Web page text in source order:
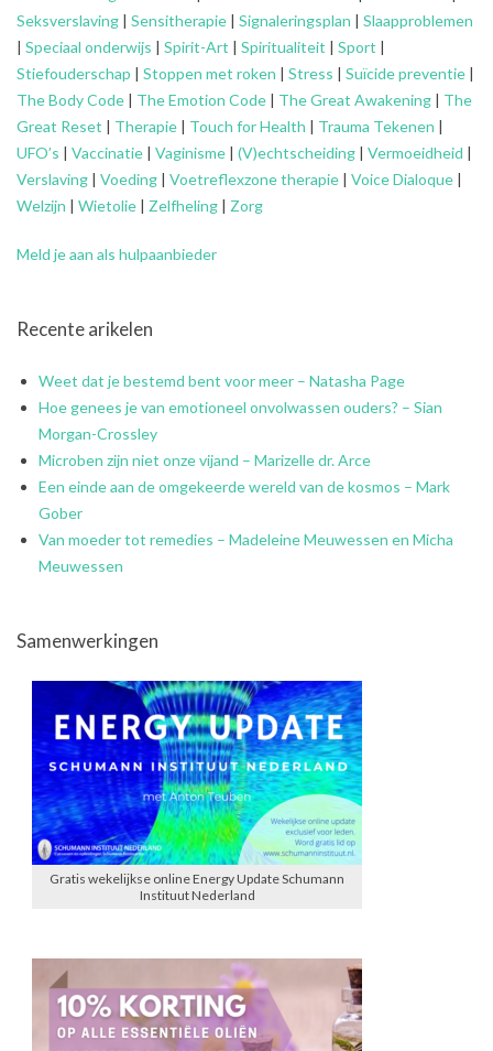
Seksverslaving | Sensitherapie | Signaleringsplan | Slaapproblemen
| Speciaal onderwijs | Spirit-Art | Spiritualiteit | Sport |
Stiefouderschap | Stoppen met roken | Stress | Suïcide preventie |
The Body Code | The Emotion Code | The Great Awakening | The
Great Reset | Therapie | Touch for Health | Trauma Tekenen |
UFO’s | Vaccinatie | Vaginisme | (V)echtscheiding | Vermoeidheid |
Verslaving | Voeding | Voetreflexzone therapie | Voice Dialoque |
Welzijn | Wietolie | Zelfheling | Zorg
Meld je aan als hulpaanbieder
Recente arikelen
Weet dat je bestemd bent voor meer – Natasha Page
Hoe genees je van emotioneel onvolwassen ouders? – Sian
Morgan-Crossley
Microben zijn niet onze vijand – Marizelle dr. Arce
Een einde aan de omgekeerde wereld van de kosmos – Mark
Gober
Van moeder tot remedies – Madeleine Meuwessen en Micha
Meuwessen
Samenwerkingen
Gratis wekelijkse online Energy Update Schumann
Instituut Nederland